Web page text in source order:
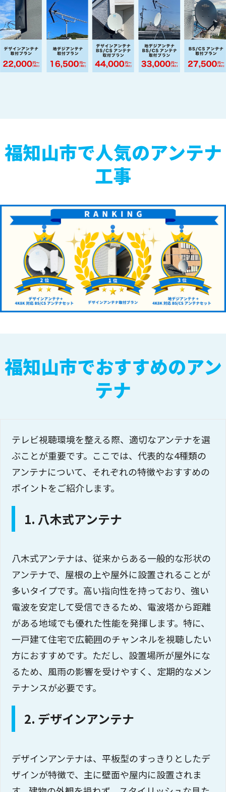
福知山市で人気のアンテナ
工事
福知山市でおすすめのアン
テナ
テレビ視聴環境を整える際、適切なアンテナを選
ぶことが重要です。ここでは、代表的な4種類の
アンテナについて、それぞれの特徴やおすすめの
ポイントをご紹介します。
1. 八木式アンテナ
八木式アンテナは、従来からある一般的な形状の
アンテナで、屋根の上や屋外に設置されることが
多いタイプです。高い指向性を持っており、強い
電波を安定して受信できるため、電波塔から距離
がある地域でも優れた性能を発揮します。特に、
一戸建て住宅で広範囲のチャンネルを視聴したい
方におすすめです。ただし、設置場所が屋外にな
るため、風雨の影響を受けやすく、定期的なメン
テナンスが必要です。
2. デザインアンテナ
デザインアンテナは、平板型のすっきりとしたデ
ザインが特徴で、主に壁面や屋内に設置されま